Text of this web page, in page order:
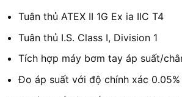
Tuân thủ ATEX II 1G Ex ia IIC T4
Tuân thủ I.S. Class I, Division 1
Tích hợp máy bơm tay áp suất/
Đo áp suất với độ chính xác